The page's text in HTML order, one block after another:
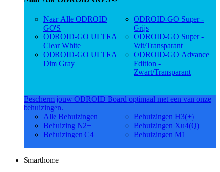
Naar Alle ODROID
GO'S
ODROID-GO ULTRA
Clear White
ODROID-GO ULTRA
Dim Gray
ODROID-GO Super -
Grijs
ODROID-GO Super -
Wit/Transparant
ODROID-GO Advance
Edition -
Zwart/Transparant
Bescherm jouw ODROID Board optimaal met een van onze
behuizingen.
Alle Behuizingen
Behuizing N2+
Behuizingen C4
Behuizingen H3(+)
Behuizingen Xu4(Q)
Behuizingen M1
Smarthome